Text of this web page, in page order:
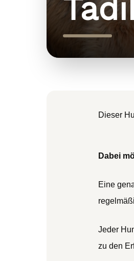
Dieser
Dabei
Eine
Jeder
zu den